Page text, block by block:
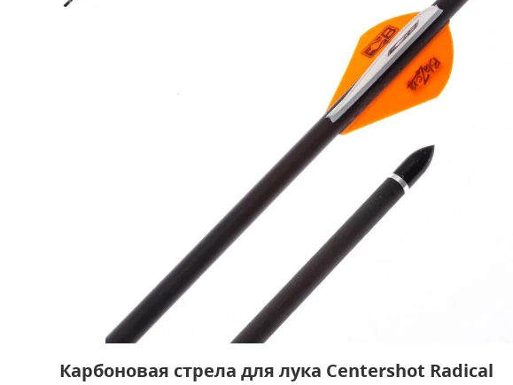
Карбоновая стрела для лука Centershot Radical